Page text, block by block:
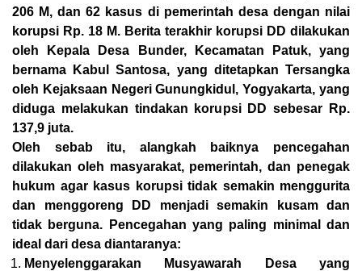
206 M, dan 62 kasus di pemerintah desa dengan nilai
korupsi Rp. 18 M. Berita terakhir korupsi DD dilakukan
oleh Kepala Desa Bunder, Kecamatan Patuk, yang
bernama Kabul Santosa, yang ditetapkan Tersangka
oleh Kejaksaan Negeri Gunungkidul, Yogyakarta, yang
diduga melakukan tindakan korupsi DD sebesar Rp.
137,9 juta.
Oleh sebab itu, alangkah baiknya pencegahan
dilakukan oleh masyarakat, pemerintah, dan penegak
hukum agar kasus korupsi tidak semakin menggurita
dan menggoreng DD menjadi semakin kusam dan
tidak berguna. Pencegahan yang paling minimal dan
ideal dari desa diantaranya:
Menyelenggarakan Musyawarah Desa yang